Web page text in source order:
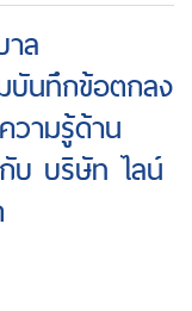
ล
บันทึกข้อตกลง
วามรู้ด้าน
บ บริษัท ไลน์